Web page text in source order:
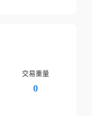
交易重量
0